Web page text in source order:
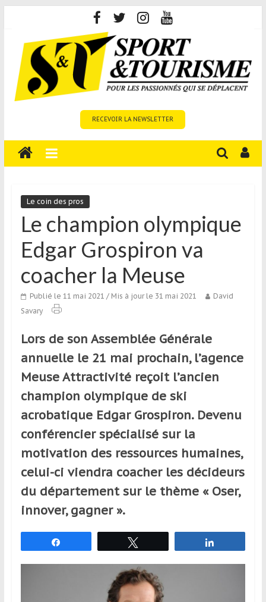
content
Tourisme
est
média
sur
tourisme
sportif
qui
aux
voyageurs
ou
réguliers,
pratiquants,
ou
simples
spectateurs
sport,
qui
en
France
RECEVOIR LA NEWSLETTER
Le coin des pros
Le champion olympique
Edgar Grospiron va
coacher la Meuse
Publié le 11 mai 2021 / Mis à jour le 31 mai 2021
David
Savary
Lors de son Assemblée Générale
annuelle le 21 mai prochain, l’agence
Meuse Attractivité reçoit l’ancien
champion olympique de ski
acrobatique Edgar Grospiron. Devenu
conférencier spécialisé sur la
motivation des ressources humaines,
celui-ci viendra coacher les décideurs
du département sur le thème « Oser,
innover, gagner ».